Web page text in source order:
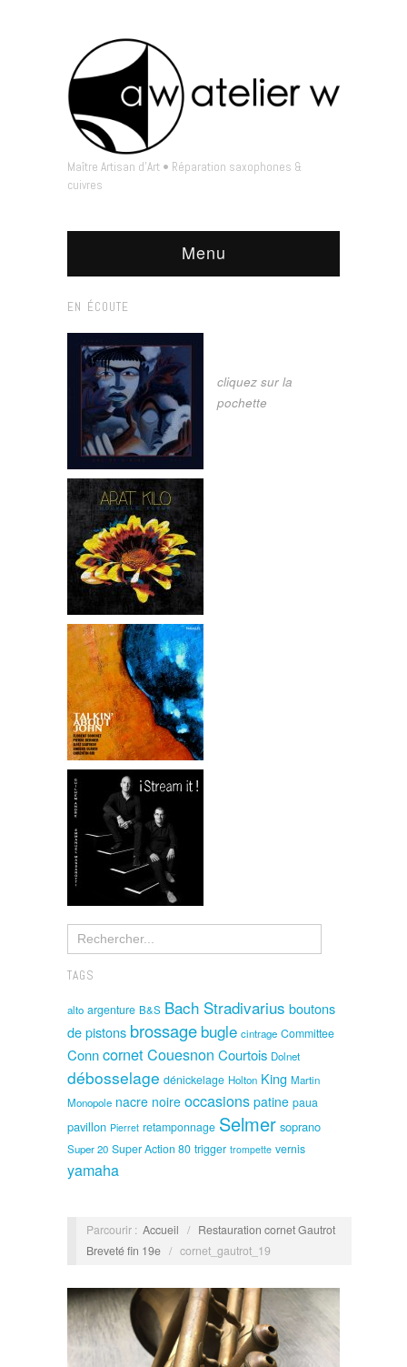
Maître Artisan d'Art • Réparation saxophones &
cuivres
Menu
EN ÉCOUTE
cliquez sur la
pochette
TAGS
alto argenture B&S Bach Stradivarius boutons
de pistons brossage bugle cintrage Committee
ConncornetCouesnon Courtois Dolnet
débosselage dénickelage Holton King Martin
Monopole nacre noire occasions patine paua
pavillon Pierret retamponnage Selmer soprano
Super 20 Super Action 80 trigger trompette vernis
yamaha
Parcourir : Accueil / Restauration cornet Gautrot
Breveté fin 19e / cornet_gautrot_19